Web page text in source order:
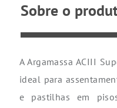
Sobre o
A Argamassa ACIII
ideal para
e pastilhas em